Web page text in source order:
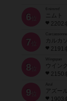
6 位
ニムト
2202
7 位
Carcassonne
カルカ
2191
8 位
Wingspan
ウイン
2150
9 位
Azul
アズール
1903